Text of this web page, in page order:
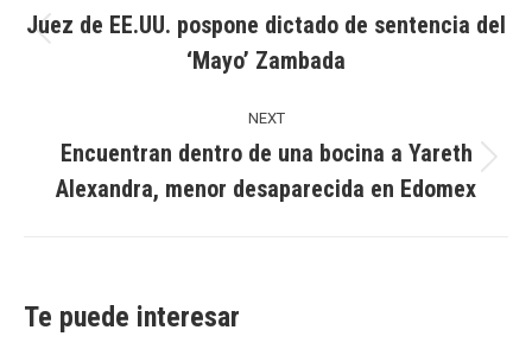
post:
Juez de EE.UU. pospone dictado de sentencia del
‘Mayo’ Zambada
NEXT
post:
Encuentran dentro de una bocina a Yareth
Alexandra, menor desaparecida en Edomex
Te puede interesar